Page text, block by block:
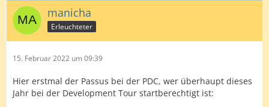
manicha
Erleuchteter
15. Februar 2022 um 09:39
Hier erstmal der Passus bei der PDC, wer überhaupt dieses
Jahr bei der Development Tour startberechtigt ist: